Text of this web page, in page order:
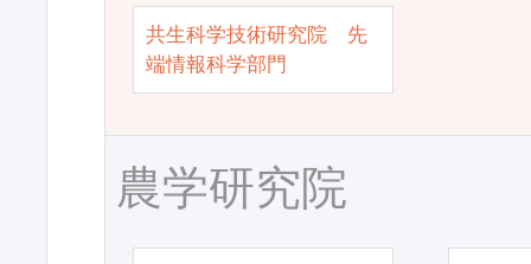
共生科学技術研究院 先
端情報科学部門
農学研究院